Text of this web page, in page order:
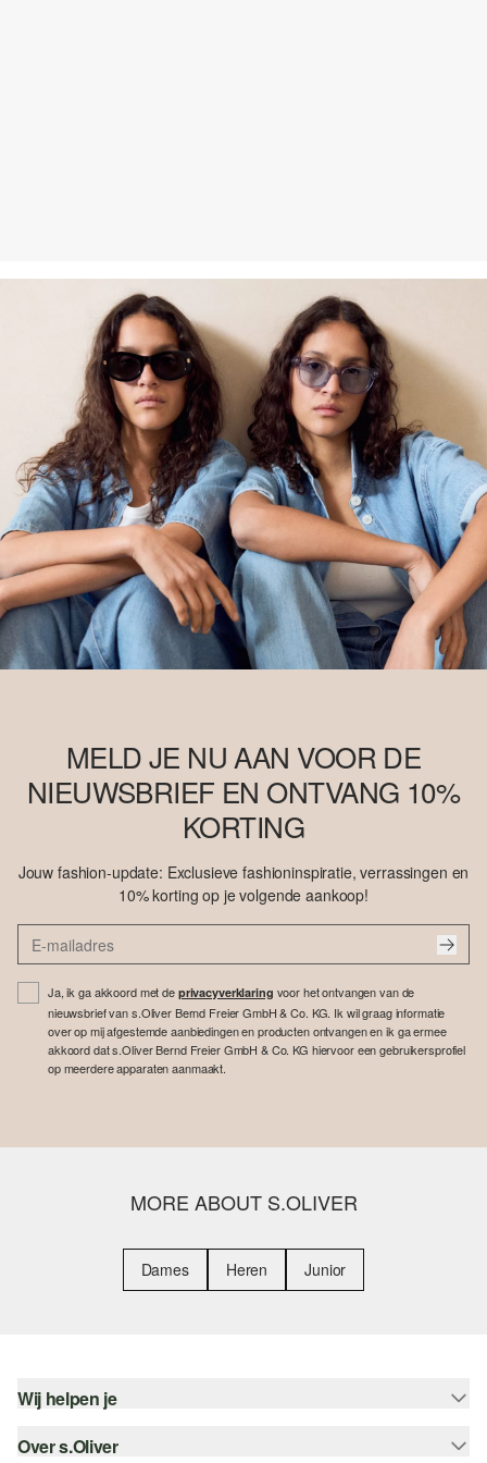
MELD JE NU AAN VOOR DE
NIEUWSBRIEF EN ONTVANG 10%
KORTING
Jouw fashion-update: Exclusieve fashioninspiratie, verrassingen en
10% korting op je volgende aankoop!
Ja, ik ga akkoord met de privacyverklaring voor het ontvangen van de
nieuwsbrief van s.Oliver Bernd Freier GmbH & Co. KG. Ik wil graag informatie
over op mij afgestemde aanbiedingen en producten ontvangen en ik ga ermee
akkoord dat s.Oliver Bernd Freier GmbH & Co. KG hiervoor een gebruikersprofiel
op meerdere apparaten aanmaakt.
MORE ABOUT S.OLIVER
Dames Heren Junior
Wij helpen je
Help - FAQ
Over s.Oliver